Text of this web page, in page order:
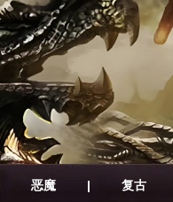
恶魔 | 复古